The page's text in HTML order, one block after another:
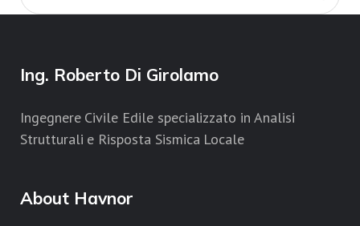
Ing. Roberto Di Girolamo
Ingegnere Civile Edile specializzato in Analisi
Strutturali e Risposta Sismica Locale
About Havnor